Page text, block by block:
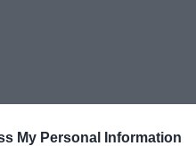
My Personal Information